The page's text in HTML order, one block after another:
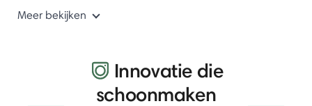
Meer bekijken
Innovatie die
schoonmaken